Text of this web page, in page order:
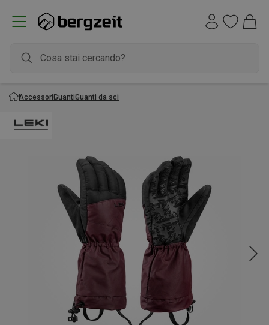
AccessoriGuantiGuanti da sci